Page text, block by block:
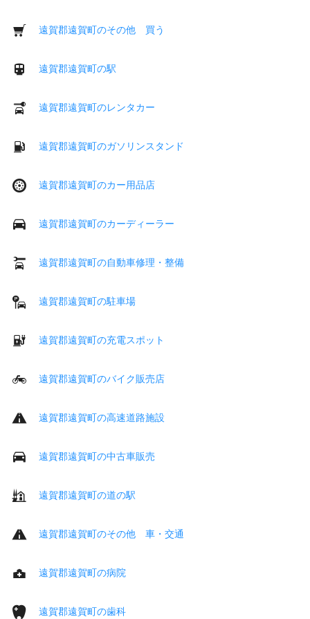
遠賀郡遠賀町のその他 買う
遠賀郡遠賀町の駅
遠賀郡遠賀町のレンタカー
遠賀郡遠賀町のガソリンスタンド
遠賀郡遠賀町のカー用品店
遠賀郡遠賀町のカーディーラー
遠賀郡遠賀町の自動車修理・整備
遠賀郡遠賀町の駐車場
遠賀郡遠賀町の充電スポット
遠賀郡遠賀町のバイク販売店
遠賀郡遠賀町の高速道路施設
遠賀郡遠賀町の中古車販売
遠賀郡遠賀町の道の駅
遠賀郡遠賀町のその他 車・交通
遠賀郡遠賀町の病院
遠賀郡遠賀町の歯科